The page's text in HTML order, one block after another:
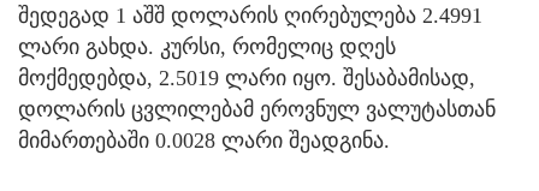
შედეგად 1 აშშ დოლარის ღირებულება 2.4991
ლარი გახდა. კურსი, რომელიც დღეს
მოქმედებდა, 2.5019 ლარი იყო. შესაბამისად,
დოლარის ცვლილებამ ეროვნულ ვალუტასთან
მიმართებაში 0.0028 ლარი შეადგინა.